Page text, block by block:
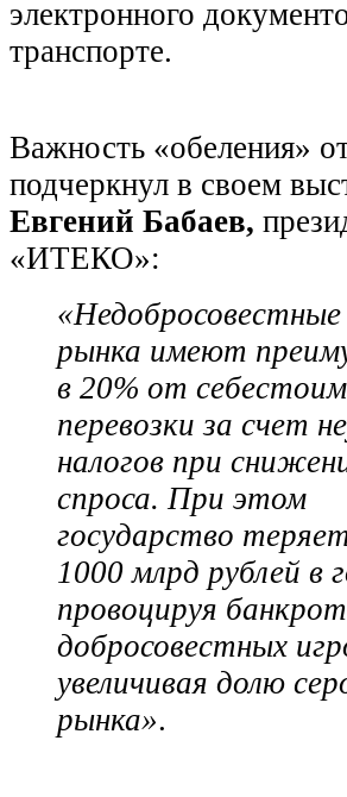
электронного
транспорте.
Важность «обеления»
подчеркнул в своем
Евгений Бабаев,
«ИТЕКО»:
«Недобросовестные
рынка имеют
в 20% от
перевозки за счет
налогов при
спроса. При этом
государство
1000 млрд рублей в
провоцируя
добросовестных
увеличивая долю
рынка».